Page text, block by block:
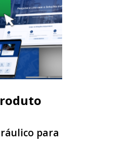
para